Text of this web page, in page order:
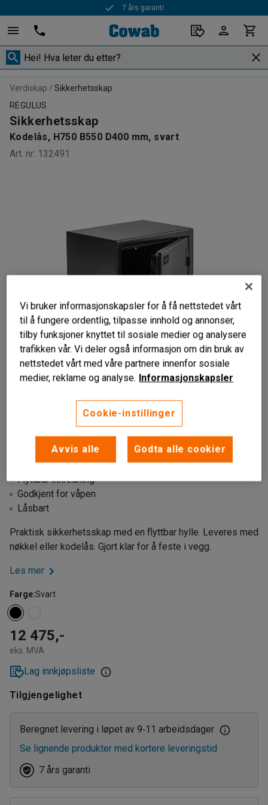
7 års garanti
Rask levering
Verdiskap
Sikkerhetsskap
REGULUS
Sikkerhetsskap
Kodelås, H750 B550 D400 mm, svart
Art. nr: 132491
Flyttbar innredning
Godkjent for våpen
Låsbart
Praktisk sikkerhetsskap med en flyttbar hylle. Leveres med
nøkkel eller kodelås. Gjort klar for å feste i vegg.
Les mer
Farge:Svart
12 475,-
eks. MVA
Lag innkjøpsliste
Tilgjengelighet
Beregnet levering i løpet av 9‑11 arbeidsdager
Se lignende produkter med kortere leveringstid
7 års garanti
Vi bruker informasjonskapsler for å få nettstedet vårt
til å fungere ordentlig, tilpasse innhold og annonser,
tilby funksjoner knyttet til sosiale medier og analysere
trafikken vår. Vi deler også informasjon om din bruk av
nettstedet vårt med våre partnere innenfor sosiale
medier, reklame og analyse. Informasjonskapsler
Cookie-instillinger
Avvis alle Godta alle cookier